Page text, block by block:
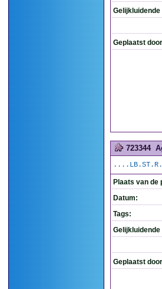
Gelijkluidende
Geplaatst
723344
Plaats van de
Datum:
Tags:
Gelijkluidende
Geplaatst